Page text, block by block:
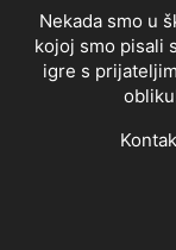
Nekada smo u
kojoj smo pisali
igre s